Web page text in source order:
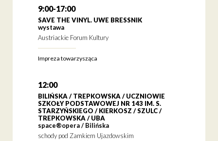
9:00-17:00
SAVE THE VINYL. UWE BRESSNIK
wystawa
Austriackie Forum Kultury
Impreza towarzysząca
12:00
BILIŃSKA / TREPKOWSKA / UCZNIOWIE
SZKOŁY PODSTAWOWEJ NR 143 IM. S.
STARZYŃSKIEGO / KIERKOSZ / SZULC /
TREPKOWSKA / UBA
space®opera / Bilińska
schody pod Zamkiem Ujazdowskim